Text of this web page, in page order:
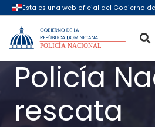
Policía
rescata